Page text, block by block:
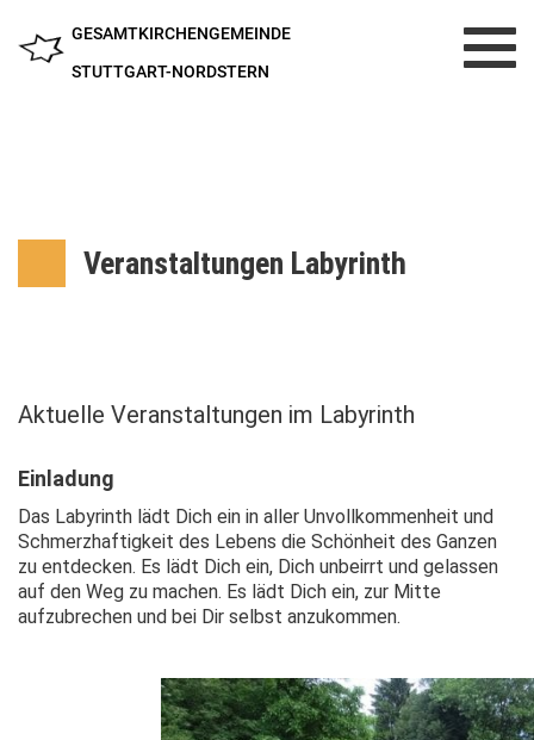
GESAMTKIRCHENGEMEINDE
STUTTGART-NORDSTERN
Veranstaltungen Labyrinth
Aktuelle Veranstaltungen im Labyrinth
Einladung
Das Labyrinth lädt Dich ein in aller Unvollkommenheit und
Schmerzhaftigkeit des Lebens die Schönheit des Ganzen
zu entdecken. Es lädt Dich ein, Dich unbeirrt und gelassen
auf den Weg zu machen. Es lädt Dich ein, zur Mitte
aufzubrechen und bei Dir selbst anzukommen.